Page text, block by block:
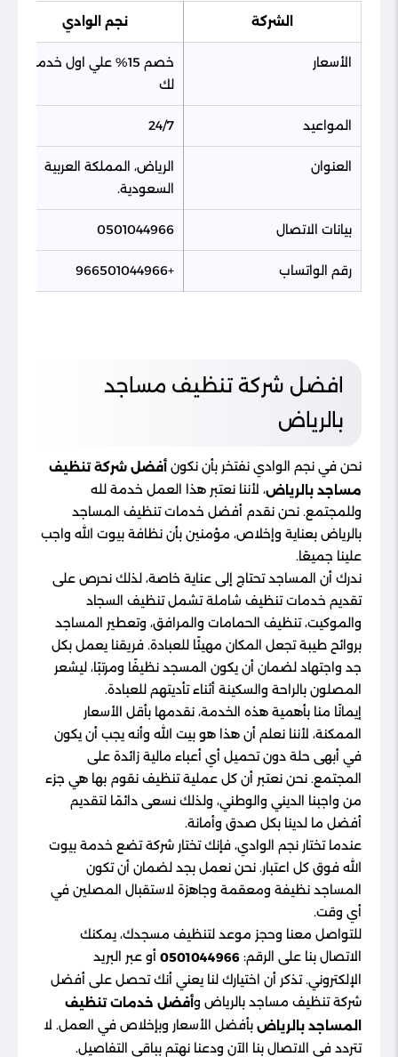
الشركة نجم الوادي
الأسعار
خصم 15% علي اول خدمة
لك
المواعيد 24/7
العنوان
الرياض، المملكة العربية
السعودية.
بيانات الاتصال 0501044966
رقم الواتساب +966501044966
افضل شركة تنظيف مساجد
بالرياض
نحن في نجم الوادي نفتخر بأن نكون أفضل شركة تنظيف
مساجد بالرياض، لأننا نعتبر هذا العمل خدمة لله
وللمجتمع. نحن نقدم أفضل خدمات تنظيف المساجد
بالرياض بعناية وإخلاص، مؤمنين بأن نظافة بيوت الله واجب
علينا جميعًا.
ندرك أن المساجد تحتاج إلى عناية خاصة، لذلك نحرص على
تقديم خدمات تنظيف شاملة تشمل تنظيف السجاد
والموكيت، تنظيف الحمامات والمرافق، وتعطير المساجد
بروائح طيبة تجعل المكان مهيئًا للعبادة. فريقنا يعمل بكل
جد واجتهاد لضمان أن يكون المسجد نظيفًا ومرتبًا، ليشعر
المصلون بالراحة والسكينة أثناء تأديتهم للعبادة.
إيمانًا منا بأهمية هذه الخدمة، نقدمها بأقل الأسعار
الممكنة، لأننا نعلم أن هذا هو بيت الله وأنه يجب أن يكون
في أبهى حلة دون تحميل أي أعباء مالية زائدة على
المجتمع. نحن نعتبر أن كل عملية تنظيف نقوم بها هي جزء
من واجبنا الديني والوطني، ولذلك نسعى دائمًا لتقديم
أفضل ما لدينا بكل صدق وأمانة.
عندما تختار نجم الوادي، فإنك تختار شركة تضع خدمة بيوت
الله فوق كل اعتبار. نحن نعمل بجد لضمان أن تكون
المساجد نظيفة ومعقمة وجاهزة لاستقبال المصلين في
أي وقت.
للتواصل معنا وحجز موعد لتنظيف مسجدك، يمكنك
الاتصال بنا على الرقم: 0501044966 أو عبر البريد
الإلكتروني. تذكر أن اختيارك لنا يعني أنك تحصل على أفضل
شركة تنظيف مساجد بالرياض وأفضل خدمات تنظيف
المساجد بالرياض بأفضل الأسعار وبإخلاص في العمل. لا
تتردد في الاتصال بنا الآن ودعنا نهتم بباقي التفاصيل.